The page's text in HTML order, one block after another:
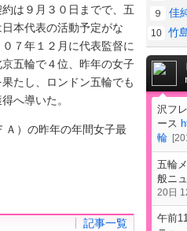
は９月３０日までで、五
本代表の活動予定がな
７年１２月に代表監督に
五輪で４位、昨年の女子
たし、ロンドン五輪でも
へ導いた。
）の昨年の年間女子最
記事一覧
９ 佳
10 竹
沢フ
ース
輪 [
五輪
般ニ
20日
午前